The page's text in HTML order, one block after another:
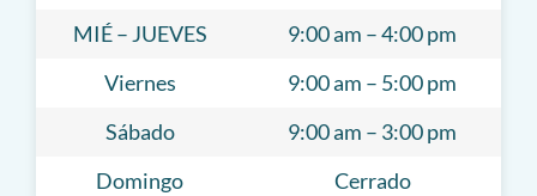
MIÉ – JUEVES
9:00 am – 4:00 pm
Viernes
9:00 am – 5:00 pm
Sábado
9:00 am – 3:00 pm
Domingo
Cerrado